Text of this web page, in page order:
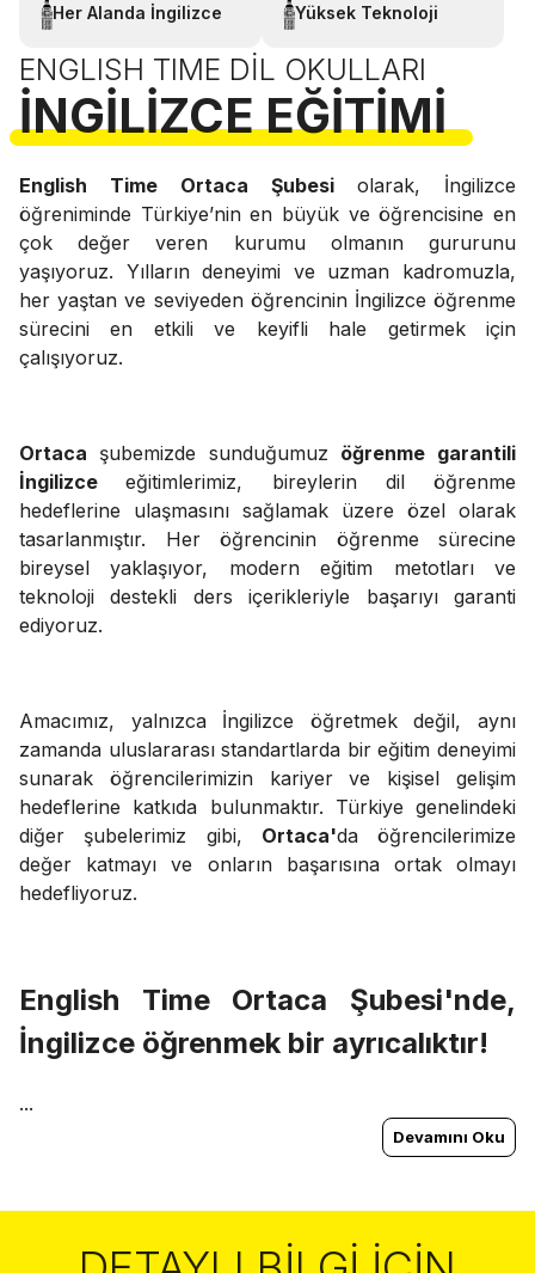
Her Alanda İngilizce Yüksek Teknoloji
ENGLISH TIME DIL OKULLARI
İNGILIZCE EĞITIMI
English Time Ortaca Şubesi olarak, İngilizce
öğreniminde Türkiye’nin en büyük ve öğrencisine en
çok değer veren kurumu olmanın gururunu
yaşıyoruz. Yılların deneyimi ve uzman kadromuzla,
her yaştan ve seviyeden öğrencinin İngilizce öğrenme
sürecini en etkili ve keyifli hale getirmek için
çalışıyoruz.
Ortaca şubemizde sunduğumuz öğrenme garantili
İngilizceeğitimlerimiz, bireylerin dil öğrenme
hedeflerine ulaşmasını sağlamak üzere özel olarak
tasarlanmıştır. Her öğrencinin öğrenme sürecine
bireysel yaklaşıyor, modern eğitim metotları ve
teknoloji destekli ders içerikleriyle başarıyı garanti
ediyoruz.
Amacımız, yalnızca İngilizce öğretmek değil, aynı
zamanda uluslararası standartlarda bir eğitim deneyimi
sunarak öğrencilerimizin kariyer ve kişisel gelişim
hedeflerine katkıda bulunmaktır. Türkiye genelindeki
diğer şubelerimiz gibi, Ortaca'da öğrencilerimize
değer katmayı ve onların başarısına ortak olmayı
hedefliyoruz.
English Time Ortaca Şubesi'nde,
İngilizce öğrenmek bir ayrıcalıktır!
...
Devamını Oku